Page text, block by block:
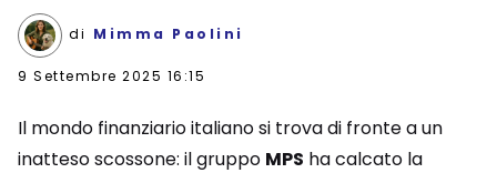
di Mimma Paolini
9 Settembre 2025 16:15
Il mondo finanziario italiano si trova di fronte a un
inatteso scossone: il gruppo MPS ha calcato la